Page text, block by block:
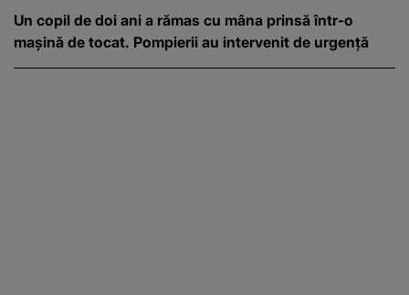
Un copil de doi ani a rămas cu mâna prinsă într-o
mașină de tocat. Pompierii au intervenit de urgență